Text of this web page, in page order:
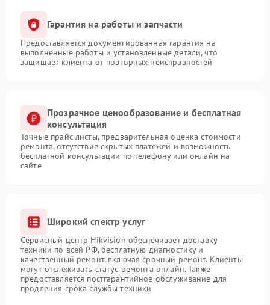
Гарантия на работы и запчасти
Предоставляется документированная гарантия на
выполненные работы и установленные детали, что
защищает клиента от повторных неисправностей
Прозрачное ценообразование и бесплатная
консультация
Точные прайс-листы, предварительная оценка стоимости
ремонта, отсутствие скрытых платежей и возможность
бесплатной консультации по телефону или онлайн на
сайте
Широкий спектр услуг
Сервисный центр Hikvision обеспечивает доставку
техники по всей РФ, бесплатную диагностику и
качественный ремонт, включая срочный ремонт. Клиенты
могут отслеживать статус ремонта онлайн. Также
предоставляется постгарантийное обслуживание для
продления срока службы техники